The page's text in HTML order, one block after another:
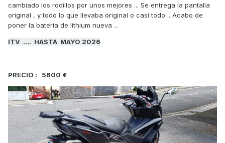
cambiado los rodillos por unos mejores ... Se entrega la pantalla
original , y todo lo que llevaba original o casi todo .. Acabo de
poner la bateria de lithium nueva ...
ITV .... HASTA MAYO 2026
PRECIO : 5600 €